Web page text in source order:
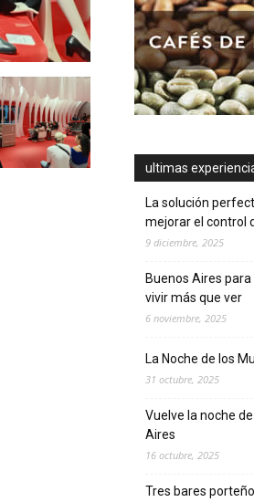
ultimas
La solución
mejorar el control
9 diciembre, 2025
Buenos Aires
vivir más que ver
6 noviembre, 2025
La Noche de los
31 octubre, 2025
Vuelve la noche
Aires
16 octubre, 2025
Tres bares